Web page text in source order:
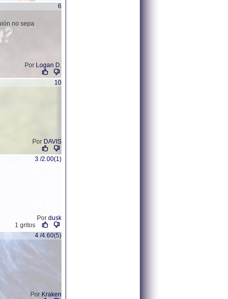
6
no sepa
Por Logan D.
10
Por DAVIS
3 /2.00(1)
Por dusk
1 gritos
4 /4.60(5)
Por Kraken